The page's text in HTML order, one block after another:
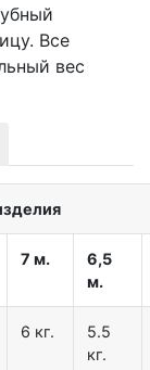
Все
вес
7 м.
6,5
м.
6 кг.
5.5
кг.